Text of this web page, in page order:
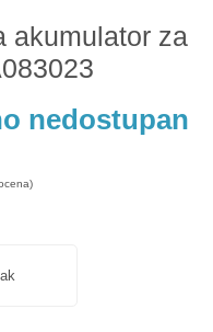
akumulator za
nedostupan